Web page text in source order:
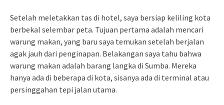
Setelah meletakkan tas di hotel, saya bersiap keliling kota
berbekal selembar peta. Tujuan pertama adalah mencari
warung makan, yang baru saya temukan setelah berjalan
agak jauh dari penginapan. Belakangan saya tahu bahwa
warung makan adalah barang langka di Sumba. Mereka
hanya ada di beberapa di kota, sisanya ada di terminal atau
persinggahan tepi jalan utama.